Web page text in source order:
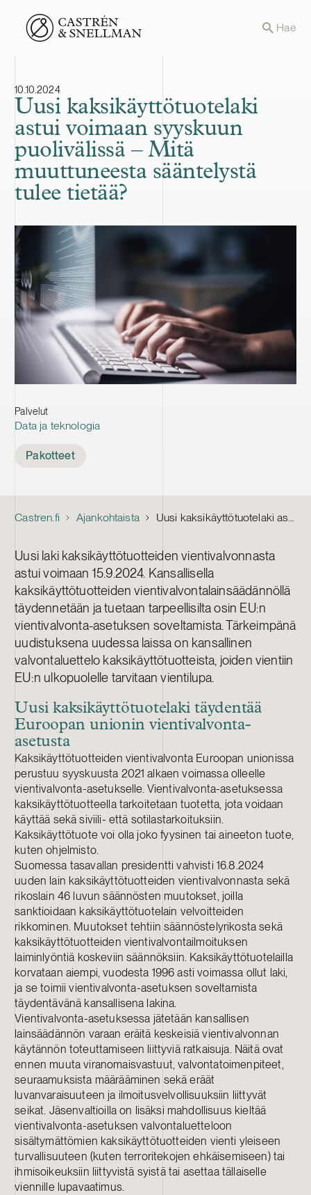
Front page Hae
10.10.2024
Uusi kaksikäyttötuotelaki
astui voimaan syyskuun
puolivälissä – Mitä
muuttuneesta sääntelystä
tulee tietää?
Palvelut
Data ja teknologia
Pakotteet
Castren.fi Ajankohtaista Uusi kaksikäyttötuotelaki astui voimaan syyskuun puolivälissä – Mitä muuttuneesta sääntelystä tulee tietää?
Uusi laki kaksikäyttötuotteiden vientivalvonnasta
astui voimaan 15.9.2024. Kansallisella
kaksikäyttötuotteiden vientivalvontalainsäädännöllä
täydennetään ja tuetaan tarpeellisilta osin EU:n
vientivalvonta-asetuksen soveltamista. Tärkeimpänä
uudistuksena uudessa laissa on kansallinen
valvontaluettelo kaksikäyttötuotteista, joiden vientiin
EU:n ulkopuolelle tarvitaan vientilupa.
Uusi kaksikäyttötuotelaki täydentää
Euroopan unionin vientivalvonta-
asetusta
Kaksikäyttötuotteiden vientivalvonta Euroopan unionissa
perustuu syyskuusta 2021 alkaen voimassa olleelle
vientivalvonta-asetukselle. Vientivalvonta-asetuksessa
kaksikäyttötuotteella tarkoitetaan tuotetta, jota voidaan
käyttää sekä siviili- että sotilastarkoituksiin.
Kaksikäyttötuote voi olla joko fyysinen tai aineeton tuote,
kuten ohjelmisto.
Suomessa tasavallan presidentti vahvisti 16.8.2024
uuden lain kaksikäyttötuotteiden vientivalvonnasta sekä
rikoslain 46 luvun säännösten muutokset, joilla
sanktioidaan kaksikäyttötuotelain velvoitteiden
rikkominen. Muutokset tehtiin säännöstelyrikosta sekä
kaksikäyttötuotteiden vientivalvontailmoituksen
laiminlyöntiä koskeviin säännöksiin. Kaksikäyttötuotelailla
korvataan aiempi, vuodesta 1996 asti voimassa ollut laki,
ja se toimii vientivalvonta-asetuksen soveltamista
täydentävänä kansallisena lakina.
Vientivalvonta-asetuksessa jätetään kansallisen
lainsäädännön varaan eräitä keskeisiä vientivalvonnan
käytännön toteuttamiseen liittyviä ratkaisuja. Näitä ovat
ennen muuta viranomaisvastuut, valvontatoimenpiteet,
seuraamuksista määrääminen sekä eräät
luvanvaraisuuteen ja ilmoitusvelvollisuuksiin liittyvät
seikat. Jäsenvaltioilla on lisäksi mahdollisuus kieltää
vientivalvonta-asetuksen valvontaluetteloon
sisältymättömien kaksikäyttötuotteiden vienti yleiseen
turvallisuuteen (kuten terroritekojen ehkäisemiseen) tai
ihmisoikeuksiin liittyvistä syistä tai asettaa tällaiselle
viennille lupavaatimus.